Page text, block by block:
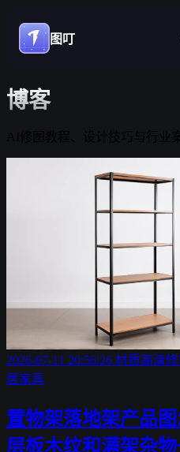
图叮
博客
2026-07-11 20:56:26 材质高清修
居家具
置物架落地架产品图
层板木纹和满架杂